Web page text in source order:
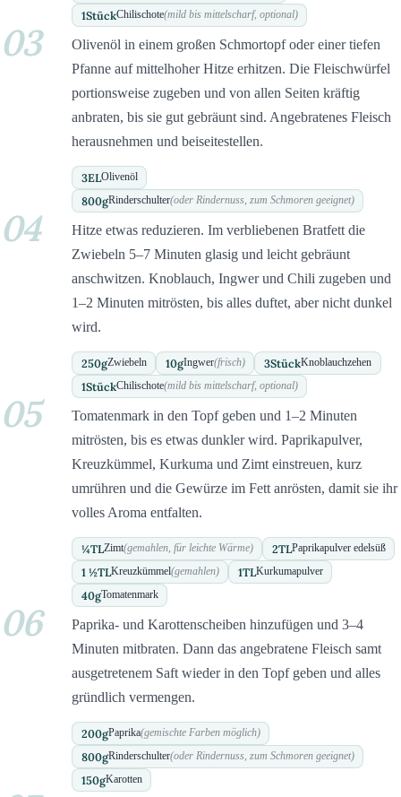
1StückChilischote(mild bis mittelscharf, optional)
03
Olivenöl in einem großen Schmortopf oder einer tiefen
Pfanne auf mittelhoher Hitze erhitzen. Die Fleischwürfel
portionsweise zugeben und von allen Seiten kräftig
anbraten, bis sie gut gebräunt sind. Angebratenes Fleisch
herausnehmen und beiseitestellen.
3ELOlivenöl
800gRinderschulter(oder Rindernuss, zum Schmoren geeignet)
04
Hitze etwas reduzieren. Im verbliebenen Bratfett die
Zwiebeln 5–7 Minuten glasig und leicht gebräunt
anschwitzen. Knoblauch, Ingwer und Chili zugeben und
1–2 Minuten mitrösten, bis alles duftet, aber nicht dunkel
wird.
250gZwiebeln 10gIngwer(frisch) 3StückKnoblauchzehen
1StückChilischote(mild bis mittelscharf, optional)
05
Tomatenmark in den Topf geben und 1–2 Minuten
mitrösten, bis es etwas dunkler wird. Paprikapulver,
Kreuzkümmel, Kurkuma und Zimt einstreuen, kurz
umrühren und die Gewürze im Fett anrösten, damit sie ihr
volles Aroma entfalten.
¼TLZimt(gemahlen, für leichte Wärme) 2TLPaprikapulver edelsüß
1 ½TLKreuzkümmel(gemahlen) 1TLKurkumapulver
40gTomatenmark
06
Paprika- und Karottenscheiben hinzufügen und 3–4
Minuten mitbraten. Dann das angebratene Fleisch samt
ausgetretenem Saft wieder in den Topf geben und alles
gründlich vermengen.
200gPaprika(gemischte Farben möglich)
800gRinderschulter(oder Rindernuss, zum Schmoren geeignet)
150gKarotten